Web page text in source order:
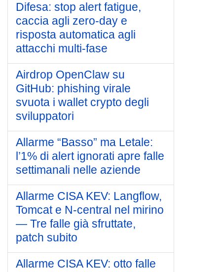
Difesa: stop alert fatigue,
caccia agli zero-day e
risposta automatica agli
attacchi multi‑fase
Airdrop OpenClaw su
GitHub: phishing virale
svuota i wallet crypto degli
sviluppatori
Allarme “Basso” ma Letale:
l’1% di alert ignorati apre falle
settimanali nelle aziende
Allarme CISA KEV: Langflow,
Tomcat e N‑central nel mirino
— Tre falle già sfruttate,
patch subito
Allarme CISA KEV: otto falle